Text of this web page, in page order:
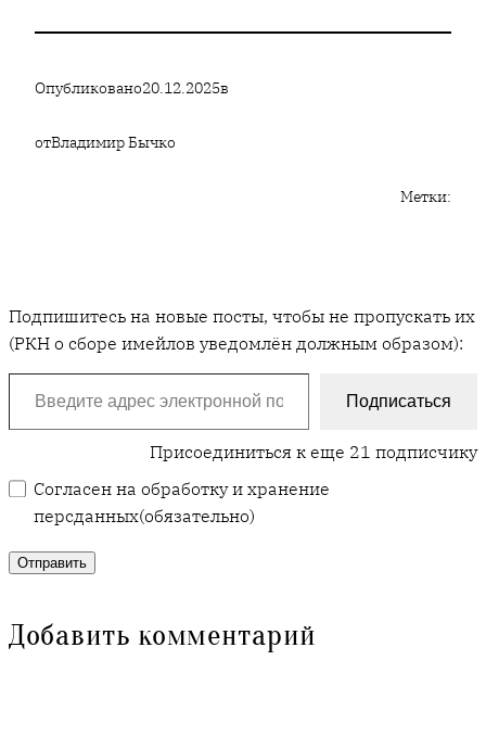
Опубликовано20.12.2025в
отВладимир Бычко
Метки:
Подпишитесь на новые посты, чтобы не пропускать их
(РКН о сборе имейлов уведомлён должным образом):
Введите адрес электронной почты…
Подписаться
Присоединиться к еще 21 подписчику
Согласен на обработку и хранение
персданных(обязательно)
Отправить
Добавить комментарий